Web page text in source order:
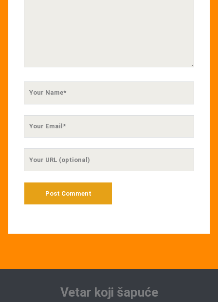
Vetar koji šapuće